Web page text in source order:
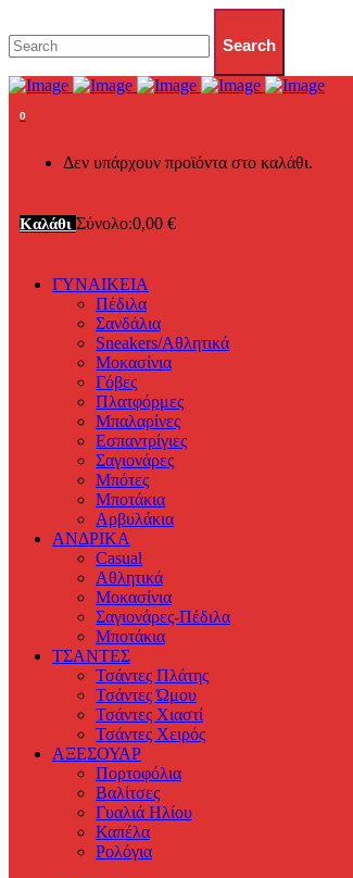
0
Δεν υπάρχουν προϊόντα στο καλάθι.
Καλάθι Σύνολο:0,00 €
ΓΥΝΑΙΚΕΙΑ
Πέδιλα
Σανδάλια
Sneakers/Αθλητικά
Μοκασίνια
Γόβες
Πλατφόρμες
Μπαλαρίνες
Εσπαντρίγιες
Σαγιονάρες
Μπότες
Μποτάκια
Αρβυλάκια
ΑΝΔΡΙΚΑ
Casual
Αθλητικά
Μοκασίνια
Σαγιονάρες-Πέδιλα
Μποτάκια
ΤΣΑΝΤΕΣ
Τσάντες Πλάτης
Τσάντες Ώμου
Τσάντες Χιαστί
Τσάντες Χειρός
ΑΞΕΣΟΥΑΡ
Πορτοφόλια
Βαλίτσες
Γυαλιά Ηλίου
Καπέλα
Ρολόγια